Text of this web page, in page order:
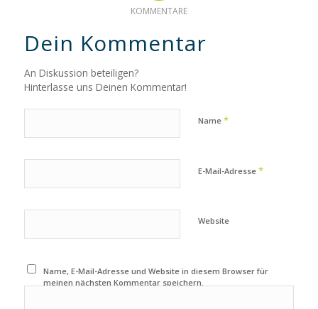
KOMMENTARE
Dein Kommentar
An Diskussion beteiligen?
Hinterlasse uns Deinen Kommentar!
Name *
E-Mail-Adresse *
Website
Name, E-Mail-Adresse und Website in diesem Browser für
meinen nächsten Kommentar speichern.